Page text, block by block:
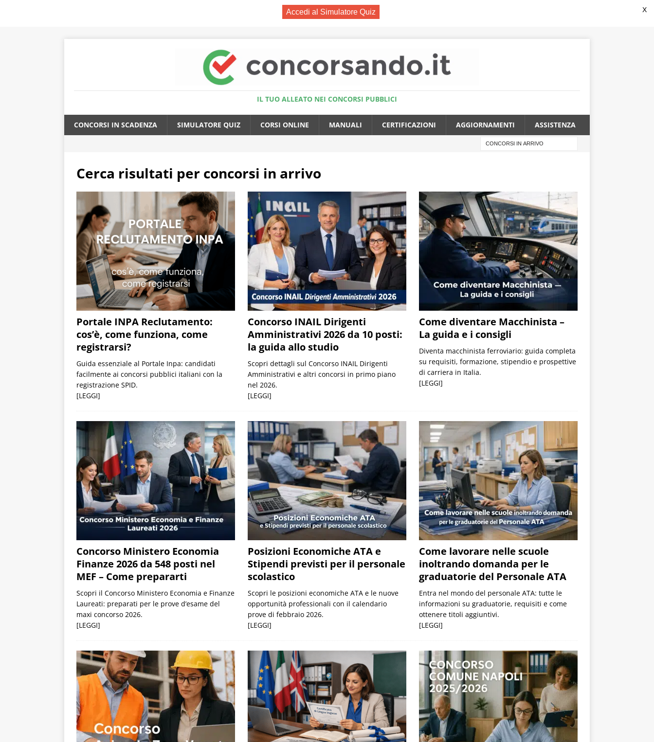
IL TUO ALLEATO NEI CONCORSI PUBBLICI
CONCORSI IN SCADENZA SIMULATORE QUIZ CORSI ONLINE MANUALI CERTIFICAZIONI AGGIORNAMENTI ASSISTENZA
Cerca risultati per concorsi in arrivo
Portale INPA Reclutamento:
cos’è, come funziona, come
registrarsi?
Guida essenziale al Portale Inpa: candidati
facilmente ai concorsi pubblici italiani con la
registrazione SPID.
[LEGGI]
Concorso INAIL Dirigenti
Amministrativi 2026 da 10 posti:
la guida allo studio
Scopri dettagli sul Concorso INAIL Dirigenti
Amministrativi e altri concorsi in primo piano
nel 2026.
[LEGGI]
Come diventare Macchinista –
La guida e i consigli
Diventa macchinista ferroviario: guida completa
su requisiti, formazione, stipendio e prospettive
di carriera in Italia.
[LEGGI]
Concorso Ministero Economia
Finanze 2026 da 548 posti nel
MEF – Come prepararti
Scopri il Concorso Ministero Economia e Finanze
Laureati: preparati per le prove d’esame del
maxi concorso 2026.
[LEGGI]
Posizioni Economiche ATA e
Stipendi previsti per il personale
scolastico
Scopri le posizioni economiche ATA e le nuove
opportunità professionali con il calendario
prove di febbraio 2026.
[LEGGI]
Come lavorare nelle scuole
inoltrando domanda per le
graduatorie del Personale ATA
Entra nel mondo del personale ATA: tutte le
informazioni su graduatorie, requisiti e come
ottenere titoli aggiuntivi.
[LEGGI]
Accedi al Simulatore Quiz X